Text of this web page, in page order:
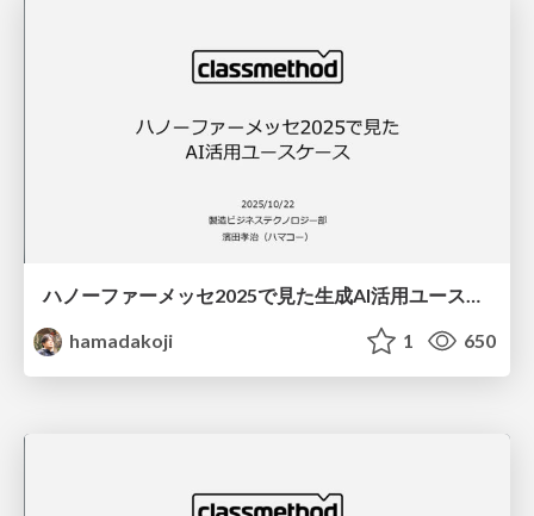
ハノーファーメッセ2025で見た生成AI活用ユースケース.pdf
hamadakoji
1 650